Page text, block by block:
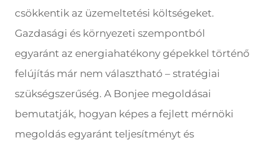
csökkentik az üzemeltetési költségeket.
Gazdasági és környezeti szempontból
egyaránt az energiahatékony gépekkel történő
felújítás már nem választható – stratégiai
szükségszerűség. A Bonjee megoldásai
bemutatják, hogyan képes a fejlett mérnöki
megoldás egyaránt teljesítményt és